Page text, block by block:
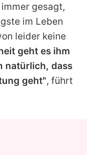
gesagt,
im Leben
leider keine
geht es ihm
natürlich, dass
geht", führt